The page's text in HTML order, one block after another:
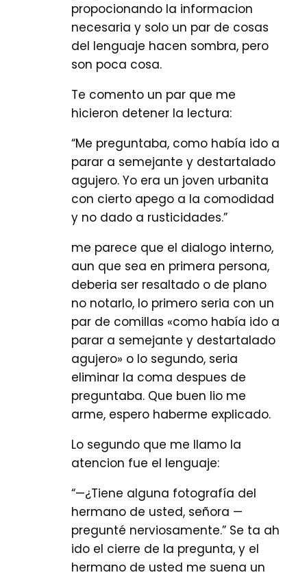
propocionando la informacion
necesaria y solo un par de cosas
del lenguaje hacen sombra, pero
son poca cosa.
Te comento un par que me
hicieron detener la lectura:
“Me preguntaba, como había ido a
parar a semejante y destartalado
agujero. Yo era un joven urbanita
con cierto apego a la comodidad
y no dado a rusticidades.”
me parece que el dialogo interno,
aun que sea en primera persona,
deberia ser resaltado o de plano
no notarlo, lo primero seria con un
par de comillas «como había ido a
parar a semejante y destartalado
agujero» o lo segundo, seria
eliminar la coma despues de
preguntaba. Que buen lio me
arme, espero haberme explicado.
Lo segundo que me llamo la
atencion fue el lenguaje:
“—¿Tiene alguna fotografía del
hermano de usted, señora —
pregunté nerviosamente.” Se ta ah
ido el cierre de la pregunta, y el
hermano de usted me suena un